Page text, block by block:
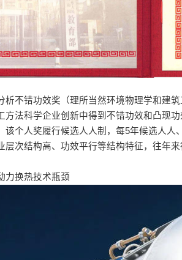
析不错功效奖（理所当然环境物理学和建
法科学企业创新中得到不错功效和凸现
该个人奖履行候选人人制，每5年候选人
次结构高、功效平行等结构特征，往年来
力换热技术瓶颈